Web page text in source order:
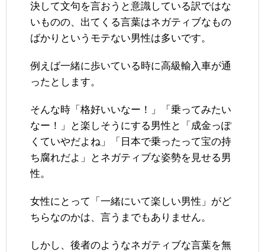
決して文句を言おうと意識している訳ではな
いものの、出てくる言葉はネガティブなもの
ばかりというモテない男性は多いです。
例えば一緒に歩いている時に高級輸入車が通
ったとします。
そんな時「格好いいなー！」「乗ってみたい
なー！」と楽しそうにする男性と「成金っぽ
くていやだよね」「日本で乗ったって宝の持
ち腐れだよ」とネガティブな姿勢を見せる男
性。
女性にとって「一緒にいて楽しい男性」がど
ちらなのかは、言うまでもありません。
しかし、後者のようなネガティブな言葉を無